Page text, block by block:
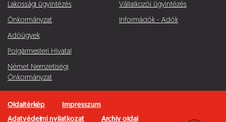
Lakossági ügyintézés
Önkormányzat
Adóügyek
Polgármesteri Hivatal
Német Nemzetiségi
Önkormányzat
Vállalkozói ügyintézés
Információk - Adók
Oldaltérkép
Impresszum
Adatvédelmi nyilatkozat
Archív oldal